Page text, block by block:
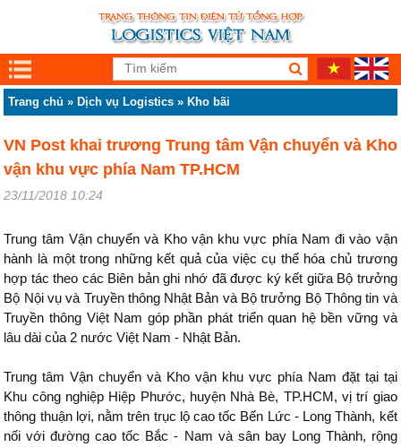
Trang chủ » Dịch vụ Logistics » Kho bãi
VN Post khai trương Trung tâm Vận chuyển và Kho
vận khu vực phía Nam TP.HCM
23/11/2018 10:24
Trung tâm Vận chuyển và Kho vận khu vực phía Nam đi vào vận
hành là một trong những kết quả của việc cụ thể hóa chủ trương
hợp tác theo các Biên bản ghi nhớ đã được ký kết giữa Bộ trưởng
Bộ Nội vụ và Truyền thông Nhật Bản và Bộ trưởng Bộ Thông tin và
Truyền thông Việt Nam góp phần phát triển quan hệ bền vững và
lâu dài của 2 nước Việt Nam - Nhật Bản.
Trung tâm Vận chuyển và Kho vận khu vực phía Nam đặt tại tại
Khu công nghiệp Hiệp Phước, huyện Nhà Bè, TP.HCM, vị trí giao
thông thuận lợi, nằm trên trục lộ cao tốc Bến Lức - Long Thành, kết
nối với đường cao tốc Bắc - Nam và sân bay Long Thành, rộng